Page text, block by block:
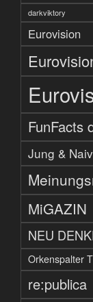
darkviktory
Eurovision
FunFacts
Jung & Naiv
MiGAZIN
NEU
Orkenspalter
re:publica